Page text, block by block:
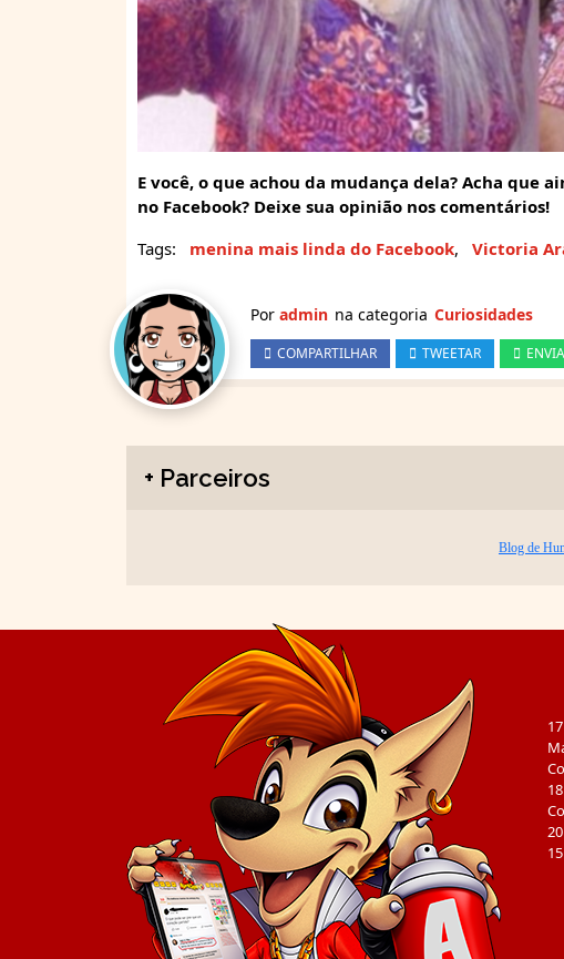
E você, o que achou da mudança dela? Acha que
no Facebook? Deixe sua opinião nos comentários!
Tags:
menina mais linda do Facebook, Victoria
Por admin na categoria Curiosidades
COMPARTILHAR TWEETAR
+ Parceiros
Blog de